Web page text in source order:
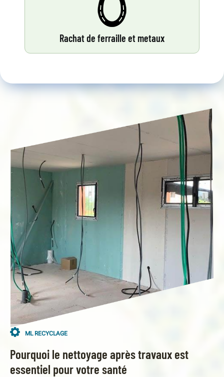
Rachat de ferraille et metaux
ML RECYCLAGE
Pourquoi le nettoyage après travaux est
essentiel pour votre santé